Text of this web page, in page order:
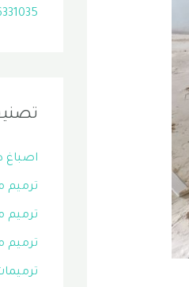
اصباغ
ترميم
ترميم
ترميم